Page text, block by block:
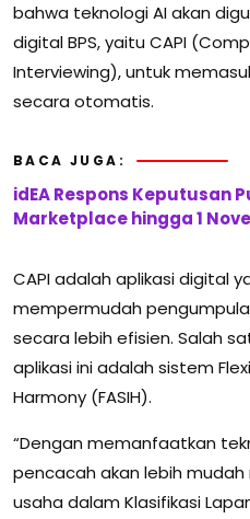
bahwa teknologi AI akan
digital BPS, yaitu CAPI
Interviewing), untuk
secara otomatis.
BACA JUGA:
idEA Respons Keputusan
Marketplace hingga 1
CAPI adalah aplikasi digital
mempermudah
secara lebih efisien. Salah
aplikasi ini adalah sistem
Harmony (FASIH).
“Dengan memanfaatkan
pencacah akan lebih
usaha dalam Klasifikasi